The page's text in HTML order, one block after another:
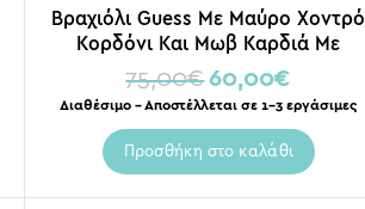
Βραχιόλι Guess Με Μαύρο Χοντρό
Κορδόνι Και Μωβ Καρδιά Με
Χρυσές Λεπτομέρειες
75,00€ 60,00€
Διαθέσιμο – Αποστέλλεται σε 1-3 εργάσιμες
Προσθήκη στο καλάθι